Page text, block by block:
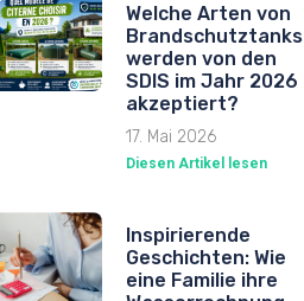
Welche Arten von
Brandschutztanks
werden von den
SDIS im Jahr 2026
akzeptiert?
17. Mai 2026
Diesen Artikel lesen
Inspirierende
Geschichten: Wie
eine Familie ihre